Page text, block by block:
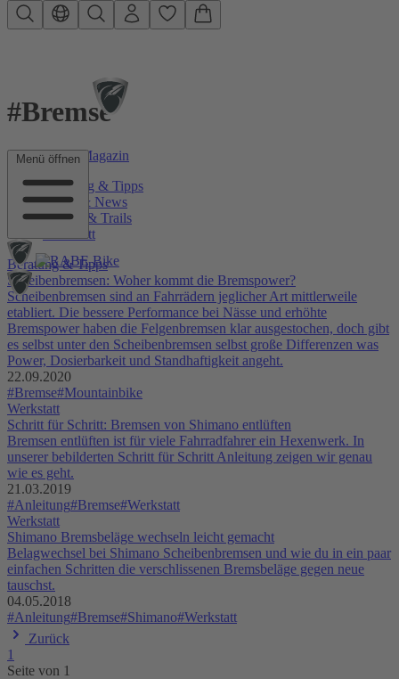
Zum Hauptinhalt springen
Menü öffnen
#Bremse
RABE Bike Magazin
Beratung & Tipps
Szene & News
Touren & Trails
Werkstatt
Beratung & Tipps
Scheibenbremsen: Woher kommt die Bremspower?
Scheibenbremsen sind an Fahrrädern jeglicher Art mittlerweile
etabliert. Die bessere Performance bei Nässe und erhöhte
Bremspower haben die Felgenbremsen klar ausgestochen, doch gibt
es selbst unter den Scheibenbremsen selbst große Differenzen was
Power, Dosierbarkeit und Standhaftigkeit angeht.
22.09.2020
#Bremse#Mountainbike
Werkstatt
Schritt für Schritt: Bremsen von Shimano entlüften
Bremsen entlüften ist für viele Fahrradfahrer ein Hexenwerk. In
unserer bebilderten Schritt für Schritt Anleitung zeigen wir genau
wie es geht.
21.03.2019
#Anleitung#Bremse#Werkstatt
Werkstatt
Shimano Bremsbeläge wechseln leicht gemacht
Belagwechsel bei Shimano Scheibenbremsen und wie du in ein paar
einfachen Schritten die verschlissenen Bremsbeläge gegen neue
tauschst.
04.05.2018
#Anleitung#Bremse#Shimano#Werkstatt
Zurück
1
Seite von 1